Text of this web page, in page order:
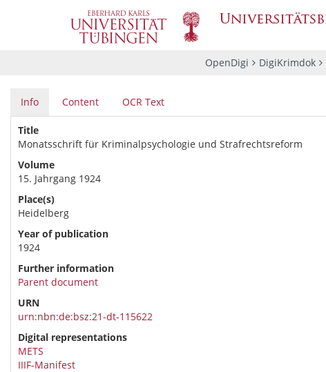
OpenDigi DigiKrimdok
Info Content OCR Text
Title
Monatsschrift für Kriminalpsychologie und Strafrechtsreform
Volume
15. Jahrgang 1924
Place(s)
Heidelberg
Year of publication
1924
Further information
Parent document
URN
urn:nbn:de:bsz:21-dt-115622
Digital representations
METS
IIIF-Manifest